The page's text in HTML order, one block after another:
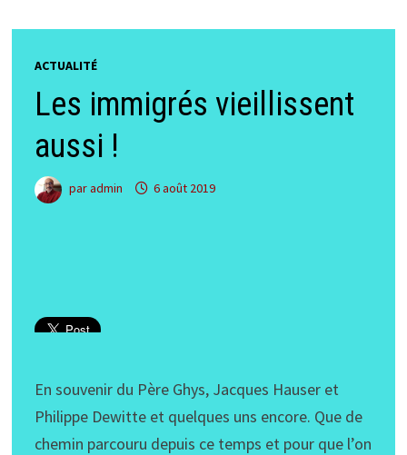
ACTUALITÉ
Les immigrés vieillissent
aussi !
paradmin 6 août 2019
En souvenir du Père Ghys, Jacques Hauser et
Philippe Dewitte et quelques uns encore. Que de
chemin parcouru depuis ce temps et pour que l’on